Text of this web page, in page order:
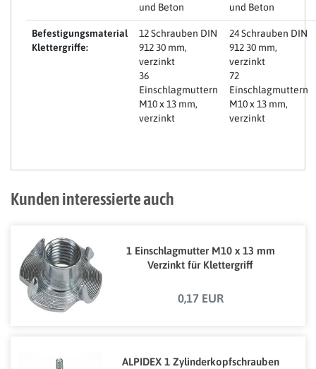
und Beton
und Beton
Befestigungsmaterial
Klettergriffe:
12 Schrauben DIN
912 30 mm,
verzinkt
36
Einschlagmuttern
M10 x 13 mm,
verzinkt
24 Schrauben DIN
912 30 mm,
verzinkt
72
Einschlagmuttern
M10 x 13 mm,
verzinkt
Kunden interessierte auch
1 Einschlagmutter M10 x 13 mm
Verzinkt für Klettergriff
0,17 EUR
ALPIDEX 1 Zylinderkopfschrauben